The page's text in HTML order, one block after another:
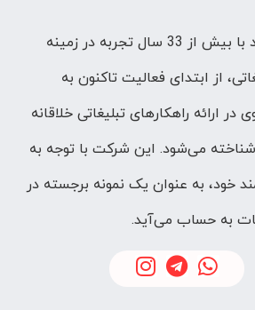
شرکت فرصاد با بیش از 33 سال تجربه در زمینه
از ابتدای فعالیت تاکنون به
در ارائه راهکارهای تبلیغاتی خلاقانه
می‌شود. این شرکت با توجه به
خود، به عنوان یک نمونه برجسته در
به حساب می‌آید.